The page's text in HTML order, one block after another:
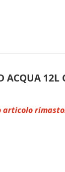
ACQUA
articolo